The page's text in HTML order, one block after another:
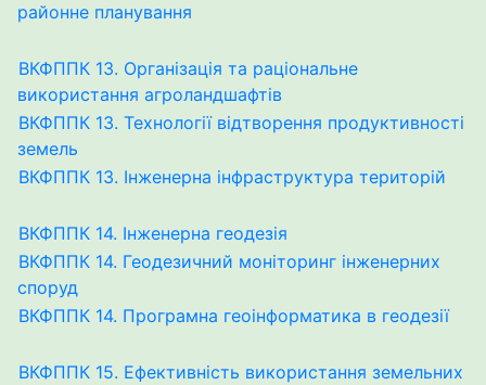
районне планування
ВКФППК 13. Організація та раціональне
використання агроландшафтів
ВКФППК 13. Технології відтворення продуктивності
земель
ВКФППК 13. Інженерна інфраструктура територій
ВКФППК 14. Інженерна геодезія
ВКФППК 14. Геодезичний моніторинг інженерних
споруд
ВКФППК 14. Програмна геоінформатика в геодезії
ВКФППК 15. Ефективність використання земельних